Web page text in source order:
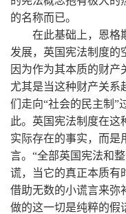
的名称而已。
在此基础上，恩格
发展，英国宪法制度的
因为作为其本质的财产
尤其是当这种财产关系
们走向“社会的民主制”
此。英国宪法制度在这
实际存在的事实，而是
言。“全部英国宪法和
谎，当它的真正本质有
借助无数的小谎言来弥
做的这一切是纯粹的假